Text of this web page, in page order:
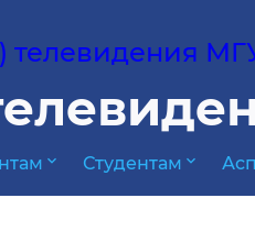
телевидения
expand_more Студентам expand_more